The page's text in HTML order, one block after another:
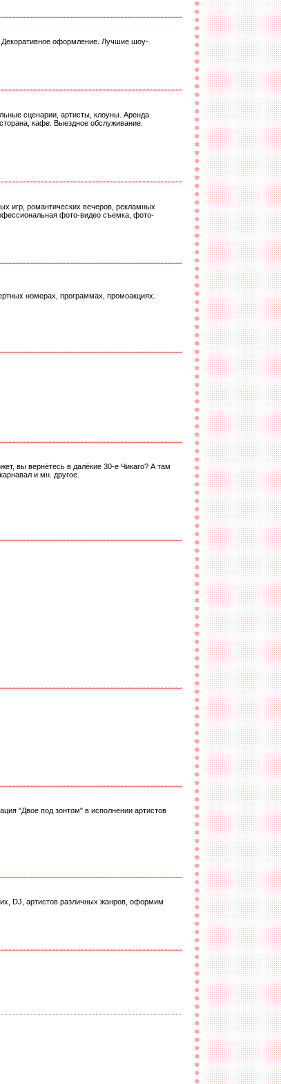
Декоративное оформление. Лучшие шоу-
сценарии, артисты, клоуны. Аренда
кафе. Выездное обслуживание.
игр, романтических вечеров, рекламных
фото-видео съемка, фото-
номерах, программах, промоакциях.
вы вернётесь в далёкие 30-е Чикаго? А там
и мн. другое.
"Двое под зонтом" в исполнении артистов
DJ, артистов различных жанров, оформим